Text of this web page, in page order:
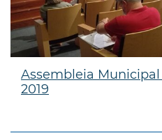
Assembleia
2019